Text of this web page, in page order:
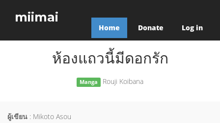
miimai
Home Donate Log in
ห้องแถวนี้มีดอกรัก
Manga Rouji Koibana
ผู้เขียน : Mikoto Asou